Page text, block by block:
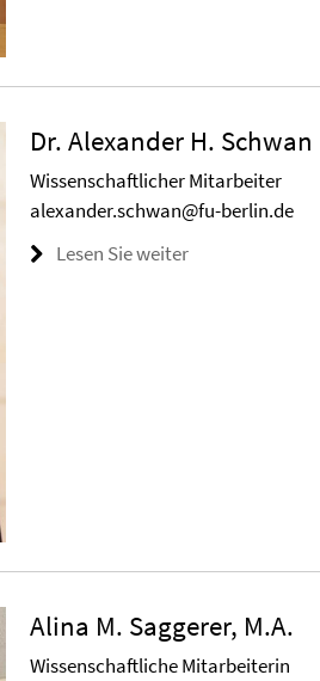
Dr. Alexander H. Schwan
Wissenschaftlicher Mitarbeiter
alexander.schwan@fu-berlin.de
Lesen Sie weiter
Alina M. Saggerer, M.A.
Wissenschaftliche Mitarbeiterin